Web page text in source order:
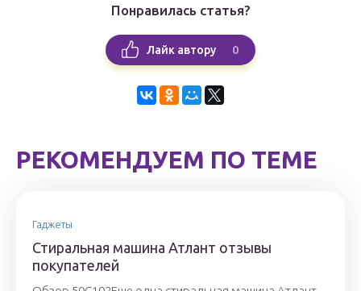
Понравилась статья?
Лайк автору 0
РЕКОМЕНДУЕМ ПО ТЕМЕ
Гаджеты
Стиральная машина Атлант отзывы
покупателей